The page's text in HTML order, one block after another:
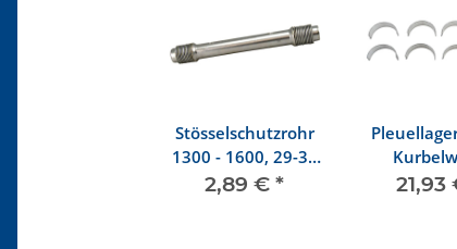
Stösselschutzrohr
1300 - 1600, 29-37
kW (40-50 PS)
2,89 € * 21,93